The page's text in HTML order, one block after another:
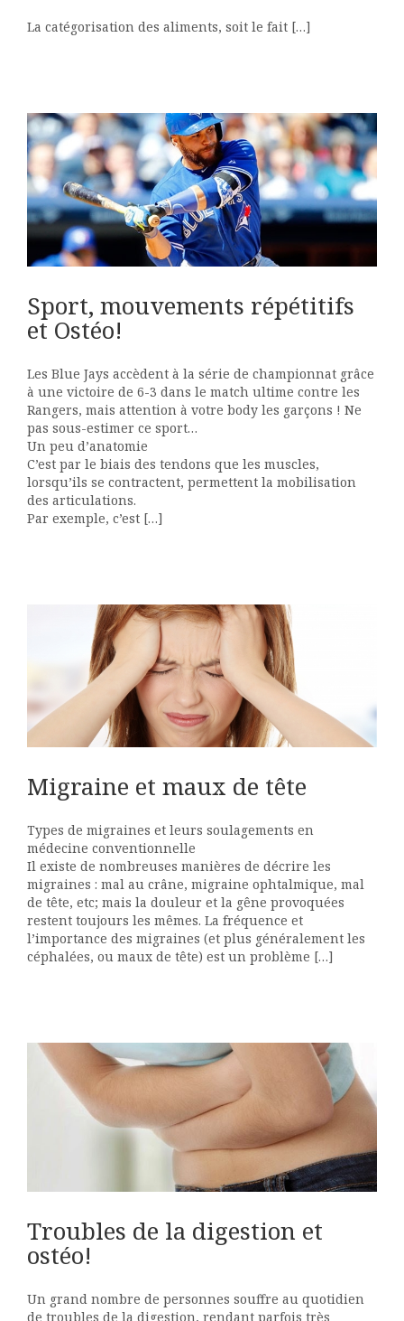
La catégorisation des aliments, soit le fait […]
Sport, mouvements répétitifs
et Ostéo!
Les Blue Jays accèdent à la série de championnat grâce
à une victoire de 6-3 dans le match ultime contre les
Rangers, mais attention à votre body les garçons ! Ne
pas sous-estimer ce sport…
Un peu d’anatomie
C’est par le biais des tendons que les muscles,
lorsqu’ils se contractent, permettent la mobilisation
des articulations.
Par exemple, c’est […]
Migraine et maux de tête
Types de migraines et leurs soulagements en
médecine conventionnelle
Il existe de nombreuses manières de décrire les
migraines : mal au crâne, migraine ophtalmique, mal
de tête, etc; mais la douleur et la gêne provoquées
restent toujours les mêmes. La fréquence et
l’importance des migraines (et plus généralement les
céphalées, ou maux de tête) est un problème […]
Troubles de la digestion et
ostéo!
Un grand nombre de personnes souffre au quotidien
de troubles de la digestion, rendant parfois très